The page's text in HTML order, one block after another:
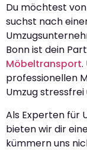
Du möchtest
suchst nach
Bonn ist dein
Möbeltransport.
professionellen
Umzug
Als Experten für
bieten wir dir
kümmern uns